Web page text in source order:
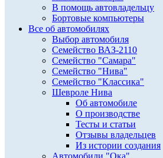
В помощь автовладельцу
Бортовые компьютеры
Все об автомобилях
Выбор автомобиля
Семейство ВАЗ-2110
Семейство "Самара"
Семейство "Нива"
Семейство "Классика"
Шевроле Нива
Об автомобиле
О производстве
Тесты и статьи
Отзывы владельцев
Из истории создания
Автомобили "Ока"